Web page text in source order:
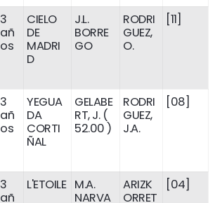
3
añ
os
CIELO
DE
MADRI
D
J.L.
BORRE
GO
RODRI
GUEZ,
O.
[11]
3
añ
os
YEGUA
DA
CORTI
ÑAL
GELABE
RT, J. (
52.00 )
RODRI
GUEZ,
J.A.
[08]
3
añ
L'ETOILE M.A.
NARVA
ARIZK
ORRET
[04]